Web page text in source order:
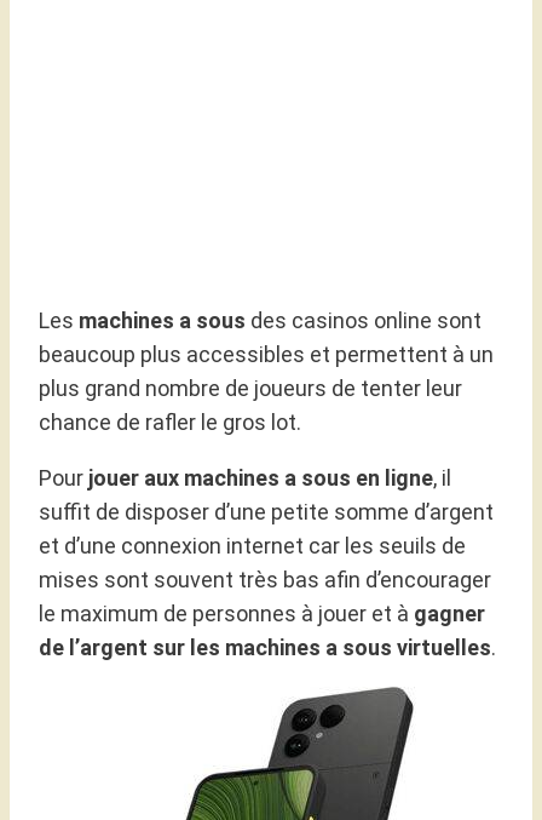
Les machines a sous des casinos online sont
beaucoup plus accessibles et permettent à un
plus grand nombre de joueurs de tenter leur
chance de rafler le gros lot.
Pour jouer aux machines a sous en ligne, il
suffit de disposer d’une petite somme d’argent
et d’une connexion internet car les seuils de
mises sont souvent très bas afin d’encourager
le maximum de personnes à jouer et à gagner
de l’argent sur les machines a sous virtuelles.